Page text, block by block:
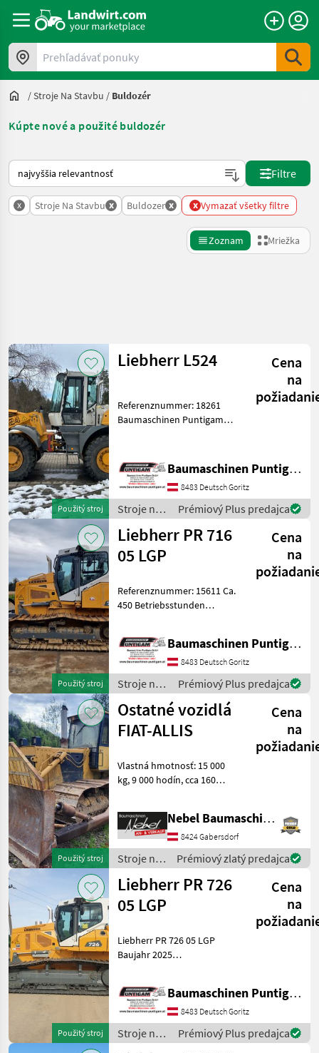
Prehľadávať ponuky
/Stroje Na Stavbu / Buldozér
Kúpte nové a použité buldozér
Takto sa vykonáva triedenie na Landwirt.com
Filtre
x Stroje Na Stavbu x Buldozer x x Vymazať všetky filtre
Zoznam Mriežka
Kategória 3 Krajina Filtre
AKTUÁLNA
CESTA
stavebná
technika
Stroje
Na
Stavbu
Buldozer
VYBRAŤ
KATEGÓRIU
CAT
11
Sonstige
11
Komatsu
10
Liebherr
8
Fiat-Hitachi
2
Fiat
1
Zobraziť
všetkých
7
MARKETPLACE
Marketplace
Ponuky
predajcov
Drobné
inzeráty
Resetovať
Zobraziť
44
výsledkov
Použitý stroj
Liebherr L524
Cena
na
Referenznummer: 18261
Baumaschinen Puntigam
Vermietung von
Baumaschinen Besuchen
Sie unsere
Baumaschinenangebote
auch
Baumaschinen Puntigam GmbH
8483 Deutsch Goritz
Stroje na
stavbu /
Liebherr
Prémiový Plus predajca
Použitý stroj
Liebherr PR 716
05 LGP
Cena
na
Referenznummer: 15611 Ca.
450 Betriebsstunden
Ankauf - Verkauf -
Vermietung von
Baumaschinen Besuchen
Sie unsere
Baumaschinen Puntigam GmbH
8483 Deutsch Goritz
Stroje na
stavbu /
Liebherr
Prémiový Plus predajca
Použitý stroj
Ostatné vozidlá
FIAT-ALLIS
Cena
na
Vlastná hmotnosť: 15 000
kg, 9 000 hodín, cca 160
Nebel Baumaschinen
8424 Gabersdorf
Stroje na
stavbu /
Sonstige
Prémiový zlatý predajca
Použitý stroj
Liebherr PR 726
05 LGP
Cena
na
Liebherr PR 726 05 LGP
Baujahr 2025
125 kW Referenznummer:
12074 Baumaschinen
Puntigam GmbH Unser
Spezialg
Baumaschinen Puntigam GmbH
8483 Deutsch Goritz
Stroje na
stavbu /
Prémiový Plus predajca